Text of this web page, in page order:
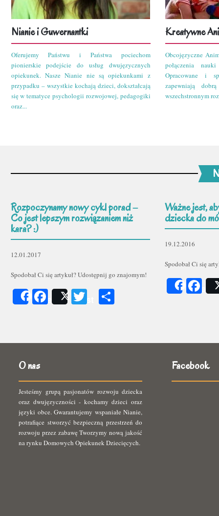
Nianie i Guwernantki
Oferujemy Państwu i Państwa pociechom
pionierskie podejście do usług dwujęzycznych
opiekunek. Nasze Nianie nie są opiekunkami z
przypadku – wszystkie kochają dzieci, dokształcają
się w tematyce psychologii rozwojowej, pedagogiki
oraz...
Kreatywne
Obcojęzyczne
połączenia
Opracowane i
zapewniają
wszechstronnym
Rozpoczynamy nowy cykl porad –
Co jest lepszym rozwiązaniem niż
kara? :)
12.01.2017
Spodobał Ci się artykuł? Udostępnij go znajomym!
ShareFacebook
Post Twitter
Ważne jest,
dziecka do
19.12.2016
Spodobał Ci się
Share
O nas
Jesteśmy grupą pasjonatów rozwoju dziecka
oraz dwujęzyczności - kochamy dzieci oraz
języki obce. Gwarantujemy wspaniałe Nianie,
potrafiące stworzyć bezpieczną przestrzeń do
rozwoju przez zabawę Tworzymy nową jakość
na rynku Domowych Opiekunek Dziecięcych.
Facebook